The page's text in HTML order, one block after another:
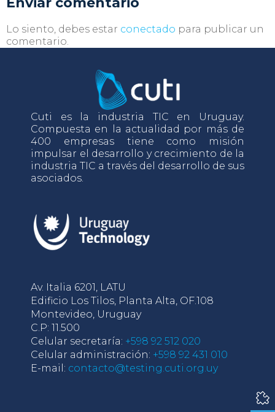
Lo siento, debes estar conectado para publicar un
comentario.
Cuti es la industria TIC en Uruguay.
Compuesta en la actualidad por más de
400 empresas tiene como misión
impulsar el desarrollo y crecimiento de la
industria TIC a través del desarrollo de sus
asociados.
Av. Italia 6201, LATU
Edificio Los Tilos, Planta Alta, OF.108
Montevideo, Uruguay
C.P: 11.500
Celular secretaría: +598 92 512 020
Celular administración: +598 92 431 010
E-mail: contacto@testing.cuti.org.uy